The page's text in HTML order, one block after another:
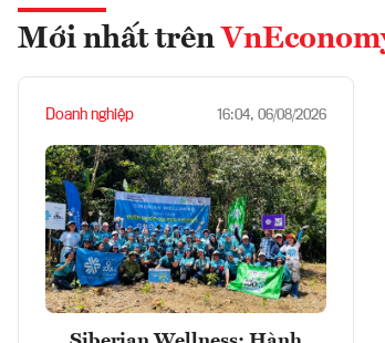
Mới nhất trên
Doanh nghiệp 16:04, 06/08/2026